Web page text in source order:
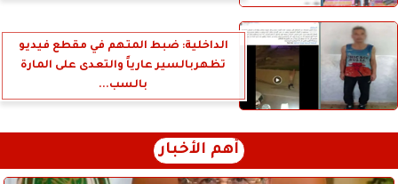
الداخلية: ضبط المتهم في مقطع فيديو
تظهربالسير عارياً والتعدى على المارة
بالسب...
أهم الأخبار